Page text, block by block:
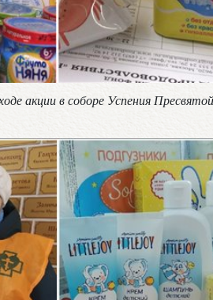
акции в соборе Успения